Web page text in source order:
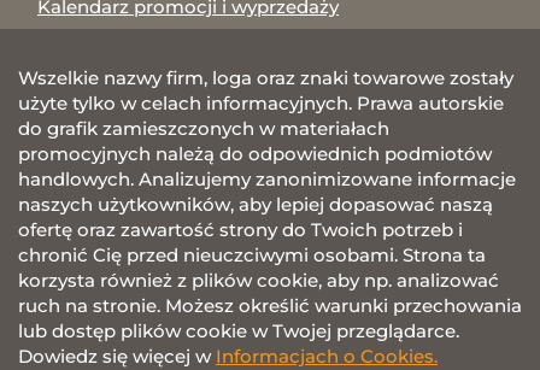
Kalendarz promocji i wyprzedaży
Wszelkie nazwy firm, loga oraz znaki towarowe zostały
użyte tylko w celach informacyjnych. Prawa autorskie
do grafik zamieszczonych w materiałach
promocyjnych należą do odpowiednich podmiotów
handlowych. Analizujemy zanonimizowane informacje
naszych użytkowników, aby lepiej dopasować naszą
ofertę oraz zawartość strony do Twoich potrzeb i
chronić Cię przed nieuczciwymi osobami. Strona ta
korzysta również z plików cookie, aby np. analizować
ruch na stronie. Możesz określić warunki przechowania
lub dostęp plików cookie w Twojej przeglądarce.
Dowiedz się więcej w Informacjach o Cookies.